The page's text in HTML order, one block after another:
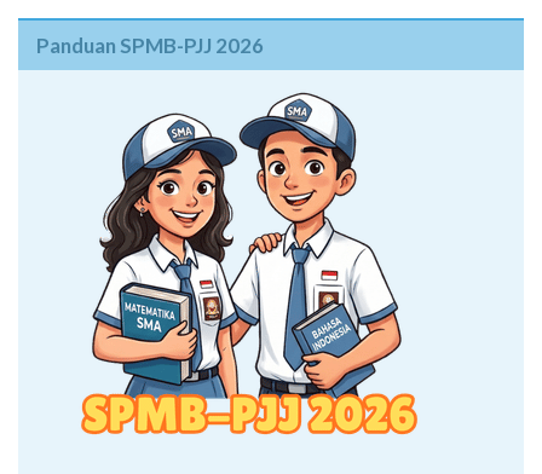
Panduan SPMB-PJJ 2026